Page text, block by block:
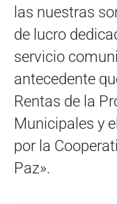
las nuestras
de lucro
servicio
antecedente
Rentas de la
Municipales y
por la
Paz».